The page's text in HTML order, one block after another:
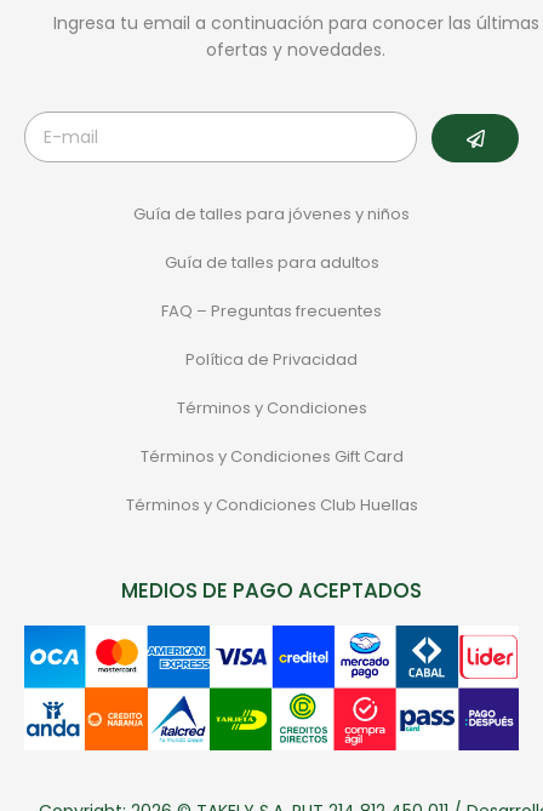
Ingresa tu email a continuación para conocer las últimas
ofertas y novedades.
Guía de talles para jóvenes y niños
Guía de talles para adultos
FAQ – Preguntas frecuentes
Política de Privacidad
Términos y Condiciones
Términos y Condiciones Gift Card
Términos y Condiciones Club Huellas
MEDIOS DE PAGO ACEPTADOS